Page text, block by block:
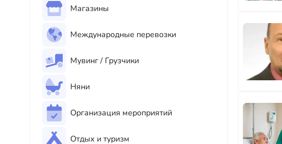
Магазины
Международные перевозки
Мувинг / Грузчики
Няни
Организация мероприятий
Отдых и туризм